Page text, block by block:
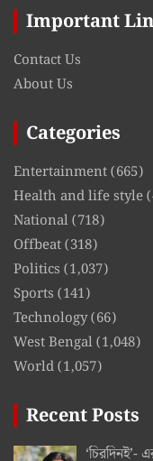
Important
Contact Us
About Us
Categories
Entertainment(665)
Health and life style
National(718)
Offbeat(318)
Politics (1,037)
Sports (141)
Technology(66)
West Bengal(1,048)
World(1,057)
Recent Posts
‘চিরদিনই’-